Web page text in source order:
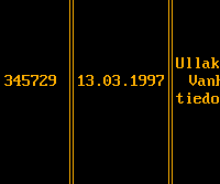
345729 13.03.1997